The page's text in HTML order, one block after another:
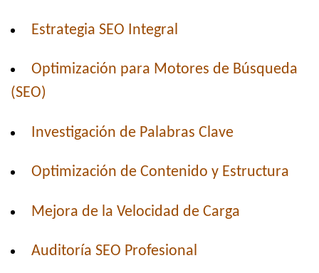
Estrategia SEO Integral
Optimización para Motores de Búsqueda
(SEO)
Investigación de Palabras Clave
Optimización de Contenido y Estructura
Mejora de la Velocidad de Carga
Auditoría SEO Profesional